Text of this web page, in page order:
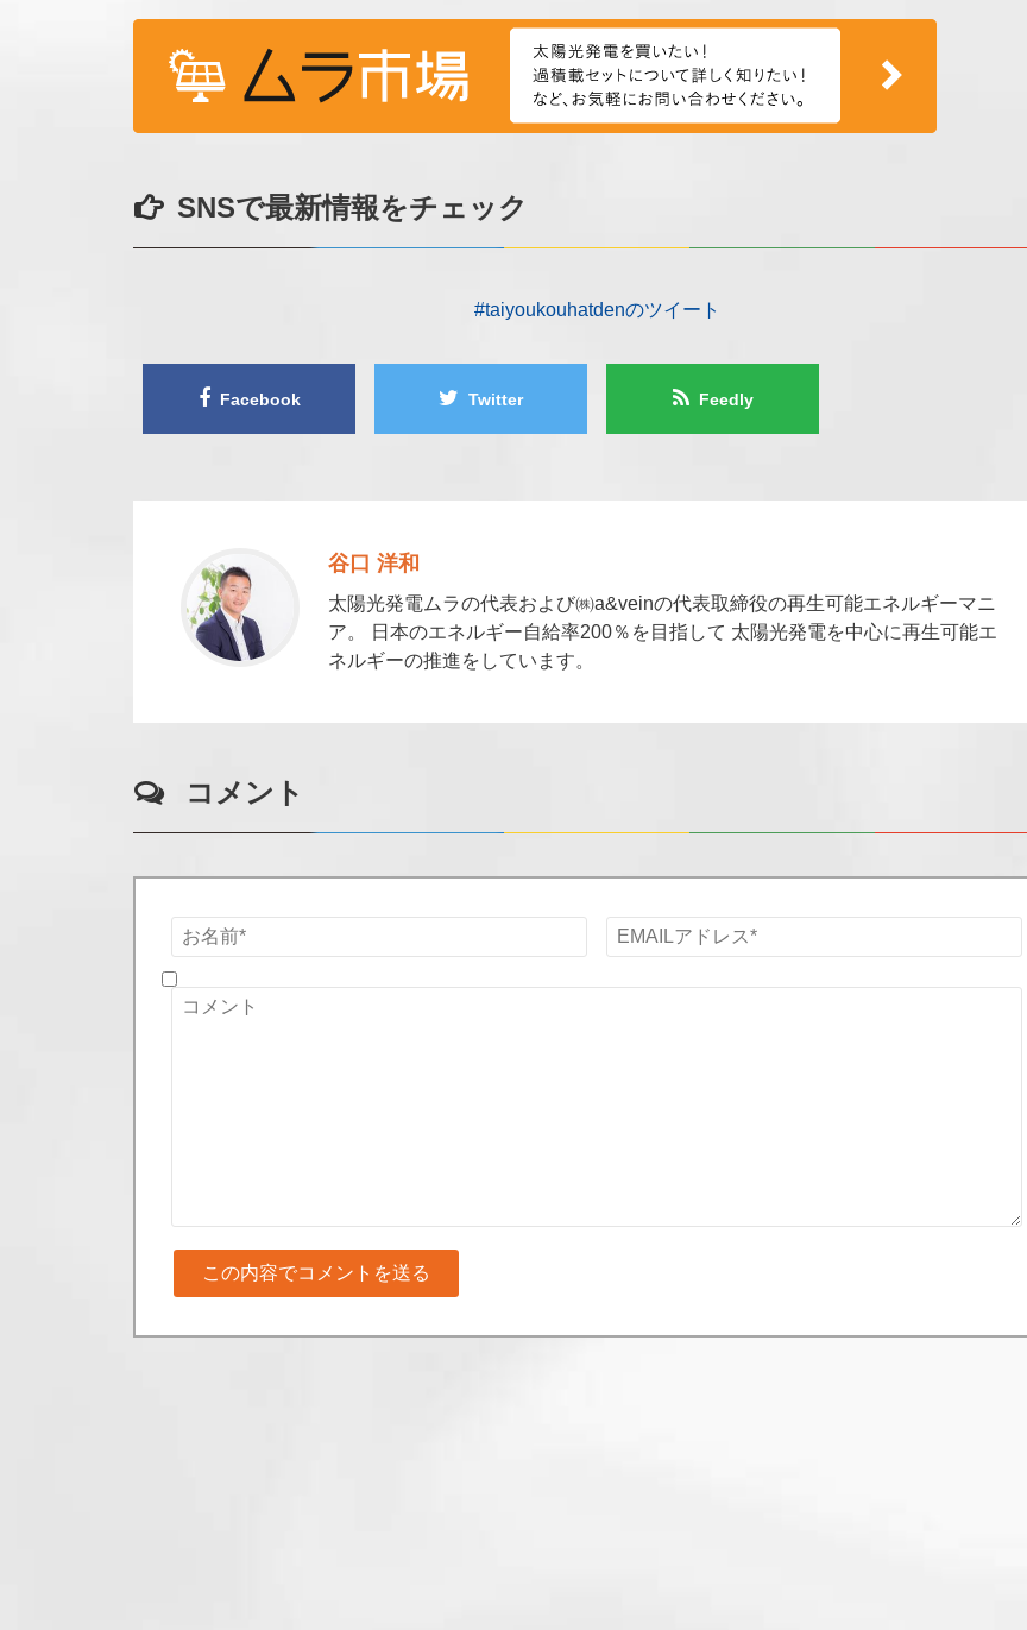
SNSで最新情報をチェック
#taiyoukouhatdenのツイート
Facebook Twitter Feedly
谷口 洋和
太陽光発電ムラの代表および㈱a&veinの代表取締役の再生可能エネルギーマニ
ア。 日本のエネルギー自給率200％を目指して 太陽光発電を中心に再生可能エ
ネルギーの推進をしています。
コメント